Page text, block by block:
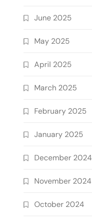
June 2025
May 2025
April 2025
March 2025
February 2025
January 2025
December 2024
November 2024
October 2024